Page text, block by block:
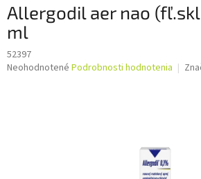
Allergodil aer nao
ml
52397
Priemerné
Neohodnotené Podrobnosti hodnotenia